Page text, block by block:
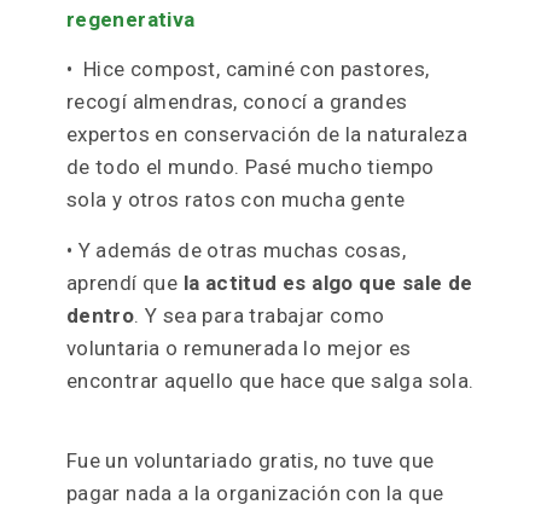
• La gente no necesita oír que lo está
haciendo mal, sino que le digascómo
puedes hacerlo mejor, y sin duda, con una
sonrisa.
• Como mejor se enseña es a través del
ejemplo.
• La mentalidad y la idiosincrasia no se
cambian de la noche a la mañana así que
paciente y comprensivo.
• Aprendí qué era laagricultura
• Hice compost, caminé con pastores,
recogí almendras, conocí a grandes